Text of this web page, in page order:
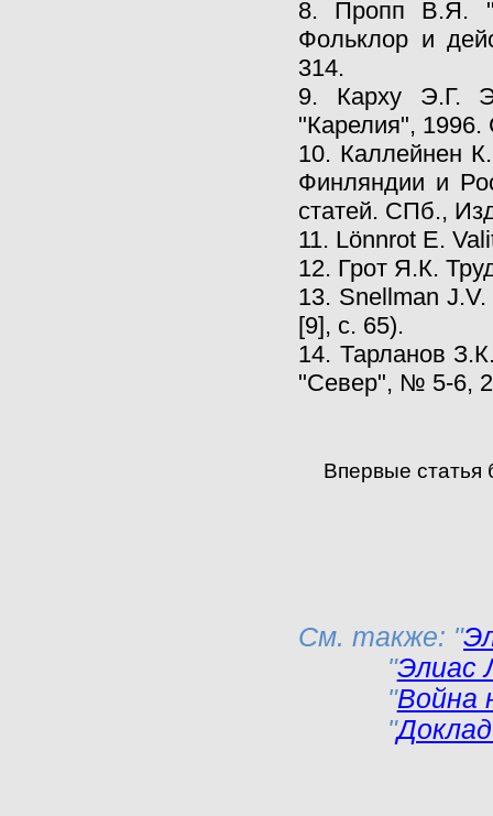
8. Пропп В.Я.
Фольклор и
314.
9. Карху Э.Г.
"Карелия", 1996.
10. Каллейнен
Финляндии и
статей. СПб.,
11. Lönnrot E.
12. Грот Я.К.
13. Snellman
[9], с. 65).
14. Тарланов
"Север", № 5-6,
Впервые статья
См. также: "
"Элиас
"Война
"